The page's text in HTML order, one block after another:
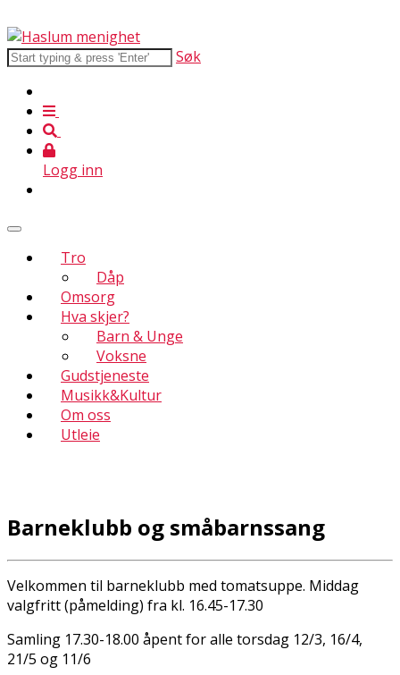
Søk
Logg inn
Tro
Dåp
Omsorg
Hva skjer?
Barn & Unge
Voksne
Gudstjeneste
Musikk&Kultur
Om oss
Utleie
Barneklubb og småbarnssang
Velkommen til barneklubb med tomatsuppe. Middag
valgfritt (påmelding) fra kl. 16.45-17.30
Samling 17.30-18.00 åpent for alle torsdag 12/3, 16/4,
21/5 og 11/6